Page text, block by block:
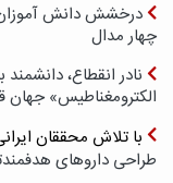
درخشش دانش
چهار مدال
نادر انقطاع،
الکترومغناطیس» جهان
با تلاش محققان
طراحی داروهای